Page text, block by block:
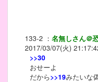
133-2 ： 名無しさん＠
2017/03/07(火)
>>30
おせーよ
だから>>19みたいな